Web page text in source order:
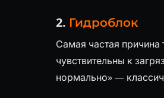
2. Гидроблок
Самая частая
чувствительны к
нормально» —